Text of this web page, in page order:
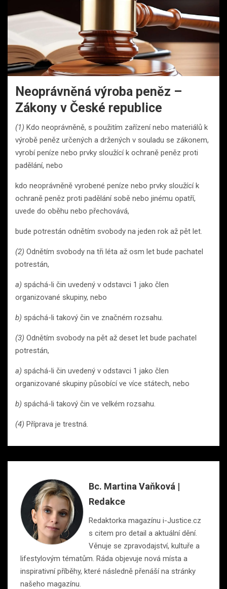
Neoprávněná výroba peněz –
Zákony v České republice
(1) Kdo neoprávněně, s použitím zařízení nebo materiálů k
výrobě peněz určených a držených v souladu se zákonem,
vyrobí peníze nebo prvky sloužící k ochraně peněz proti
padělání, nebo
kdo neoprávněně vyrobené peníze nebo prvky sloužící k
ochraně peněz proti padělání sobě nebo jinému opatří,
uvede do oběhu nebo přechovává,
bude potrestán odnětím svobody na jeden rok až pět let.
(2) Odnětím svobody na tři léta až osm let bude pachatel
potrestán,
a) spáchá-li čin uvedený v odstavci 1 jako člen
organizované skupiny, nebo
b) spáchá-li takový čin ve značném rozsahu.
(3) Odnětím svobody na pět až deset let bude pachatel
potrestán,
a) spáchá-li čin uvedený v odstavci 1 jako člen
organizované skupiny působící ve více státech, nebo
b) spáchá-li takový čin ve velkém rozsahu.
(4) Příprava je trestná.
Bc. Martina Vaňková |
Redakce
Redaktorka magazínu i-Justice.cz
s citem pro detail a aktuální dění.
Věnuje se zpravodajství, kultuře a
lifestylovým tématům. Ráda objevuje nová místa a
inspirativní příběhy, které následně přenáší na stránky
našeho magazínu.